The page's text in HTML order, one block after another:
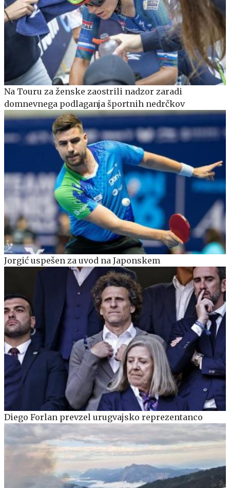
Na Touru za ženske zaostrili nadzor zaradi
domnevnega podlaganja športnih nedrčkov
Jorgić uspešen za uvod na Japonskem
Diego Forlan prevzel urugvajsko reprezentanco